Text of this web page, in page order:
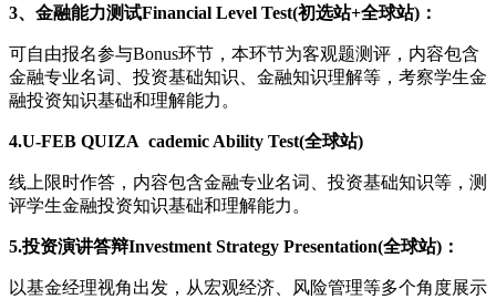
3、金融能力测试Financial Level Test(初选站+全球站)：
可自由报名参与Bonus环节，本环节为客观题测评，内容包含
金融专业名词、投资基础知识、金融知识理解等，考察学生金
融投资知识基础和理解能力。
4.U-FEB QUIZA cademic Ability Test(全球站)
线上限时作答，内容包含金融专业名词、投资基础知识等，测
评学生金融投资知识基础和理解能力。
5.投资演讲答辩Investment Strategy Presentation(全球站)：
以基金经理视角出发，从宏观经济、风险管理等多个角度展示